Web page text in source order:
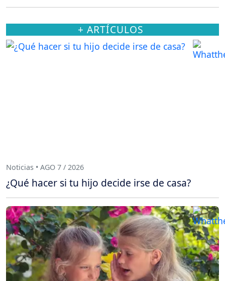
+ ARTÍCULOS
Noticias • AGO 7 / 2026
¿Qué hacer si tu hijo decide irse de casa?